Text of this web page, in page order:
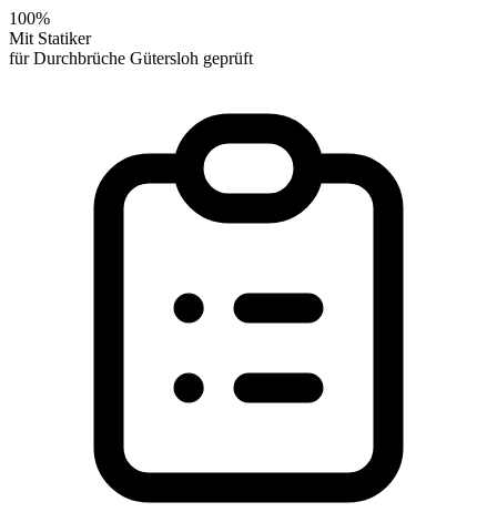
100%
Mit Statiker
für Durchbrüche Gütersloh geprüft